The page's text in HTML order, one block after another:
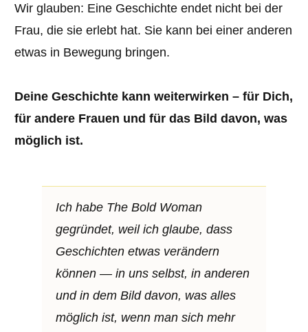
Wir glauben: Eine Geschichte endet nicht bei der
Frau, die sie erlebt hat. Sie kann bei einer anderen
etwas in Bewegung bringen.
Deine Geschichte kann weiterwirken – für Dich,
für andere Frauen und für das Bild davon, was
möglich ist.
Ich habe The Bold Woman
gegründet, weil ich glaube, dass
Geschichten etwas verändern
können — in uns selbst, in anderen
und in dem Bild davon, was alles
möglich ist, wenn man sich mehr